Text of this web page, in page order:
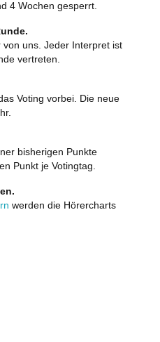
4 Wochen gesperrt.
von uns. Jeder Interpret ist
vertreten.
Voting vorbei. Die neue
bisherigen Punkte
Punkt je Votingtag.
werden die Hörercharts